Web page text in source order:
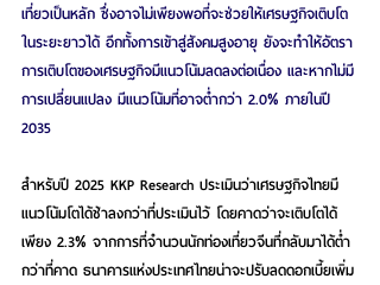
เที่ยวเป็นหลัก ซึ่งอาจไม่เพียงพอที่จะช่วยให้เศรษฐกิจเติบโต
ในระยะยาวได้ อีกทั้งการเข้าสู่สังคมสูงอายุ ยังจะทำให้อัตรา
การเติบโตของเศรษฐกิจมีแนวโน้มลดลงต่อเนื่อง และหากไม่มี
การเปลี่ยนแปลง มีแนวโน้มที่อาจต่ำกว่า 2.0% ภายในปี
2035
สำหรับปี 2025 KKP Research ประเมินว่าเศรษฐกิจไทยมี
แนวโน้มโตได้ช้าลงกว่าที่ประเมินไว้ โดยคาดว่าจะเติบโตได้
เพียง 2.3% จากการที่จำนวนนักท่องเที่ยวจีนที่กลับมาได้ต่ำ
กว่าที่คาด ธนาคารแห่งประเทศไทยน่าจะปรับลดดอกเบี้ยเพิ่ม